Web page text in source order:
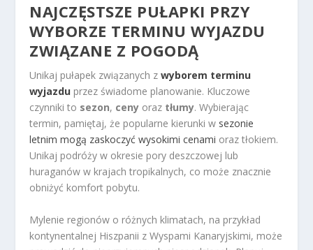
NAJCZĘSTSZE PUŁAPKI PRZY
WYBORZE TERMINU WYJAZDU
ZWIĄZANE Z POGODĄ
Unikaj pułapek związanych zwyborem terminu
wyjazdu przez świadome planowanie. Kluczowe
czynniki to sezon, ceny oraz tłumy. Wybierając
termin, pamiętaj, że popularne kierunki w sezonie
letnim mogą zaskoczyć wysokimi cenami oraz tłokiem.
Unikaj podróży w okresie pory deszczowej lub
huraganów w krajach tropikalnych, co może znacznie
obniżyć komfort pobytu.
Mylenie regionów o różnych klimatach, na przykład
kontynentalnej Hiszpanii z Wyspami Kanaryjskimi, może